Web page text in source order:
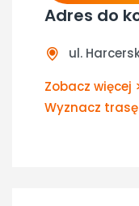
Adres do
ul.
Zobacz więcej
Wyznacz trasę